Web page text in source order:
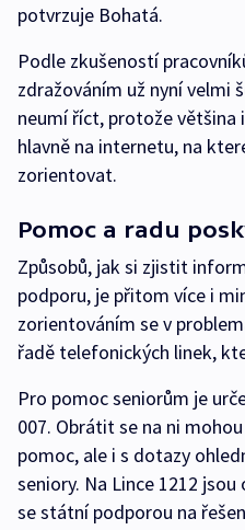
potvrzuje Bohatá.
Podle zkušeností
zdražováním už nyní velmi
neumí říct, protože většina
hlavně na internetu, na
zorientovat.
Pomoc a radu
Způsobů, jak si zjistit
podporu, je přitom více i
zorientováním se v
řadě telefonických linek,
Pro pomoc seniorům je
007. Obrátit se na ni
pomoc, ale i s dotazy
seniory. Na Lince 1212
se státní podporou na